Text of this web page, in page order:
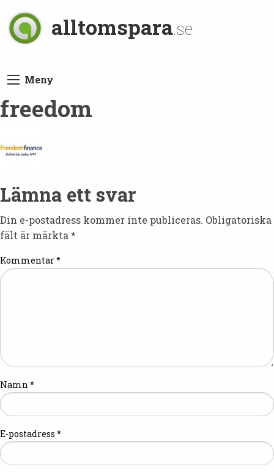
alltomspara.se
Meny
freedom
Lämna ett svar
Din e-postadress kommer inte publiceras. Obligatoriska
fält är märkta *
Kommentar*
Namn *
E-postadress *